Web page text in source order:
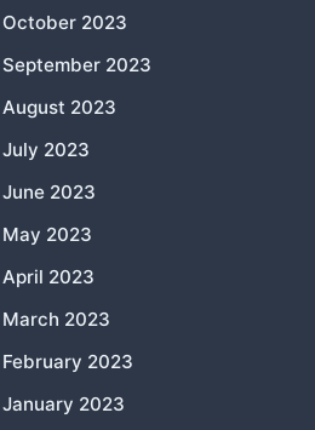
October 2023
September 2023
August 2023
July 2023
June 2023
May 2023
April 2023
March 2023
February 2023
January 2023